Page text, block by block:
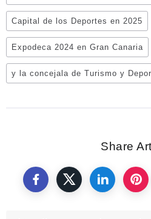
Capital de los Deportes en 2025
Expodeca 2024 en Gran Canaria
y la concejala de Turismo y
Share